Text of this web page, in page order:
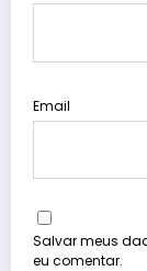
Email
Salvar meus
eu comentar.